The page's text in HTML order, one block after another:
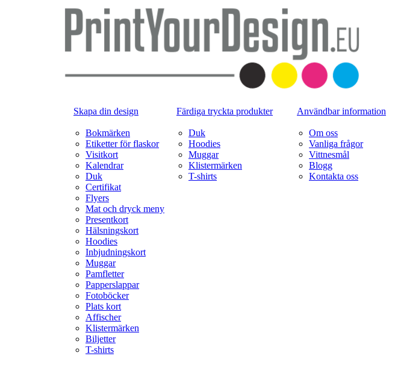
Skapa din design
Bokmärken
Etiketter för flaskor
Visitkort
Kalendrar
Duk
Certifikat
Flyers
Mat och dryck meny
Presentkort
Hälsningskort
Hoodies
Inbjudningskort
Muggar
Pamfletter
Papperslappar
Fotoböcker
Plats kort
Affischer
Klistermärken
Biljetter
T-shirts
Färdiga tryckta produkter
Duk
Hoodies
Muggar
Klistermärken
T-shirts
Användbar information
Om oss
Vanliga frågor
Vittnesmål
Blogg
Kontakta oss